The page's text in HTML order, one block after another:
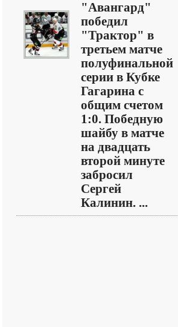
"Авангард"
победил
"Трактор" в
третьем матче
полуфинальной
серии в Кубке
Гагарина с
общим счетом
1:0. Победную
шайбу в матче
на двадцать
второй минуте
забросил
Сергей
Калинин. ...